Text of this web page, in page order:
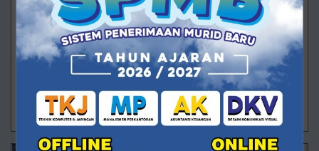
Kebersihan Sekolah
Di SMK Muhammadiyah 1 Ajibarang, pembelajaran
tidak hanya terjadi di dalam kelas. Nilai-nilai karakter
juga ditanamkan melalui kegiatan sederhana yang
27/09/2025 10:17 - Oleh Administrator - Dilihat 361 kali